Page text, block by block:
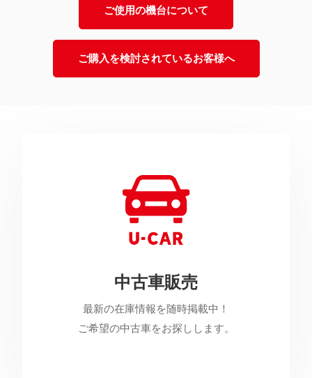
ご使用の機台について
ご購入を検討されているお客様へ
中古車販売
最新の在庫情報を随時掲載中！
ご希望の中古車をお探しします。